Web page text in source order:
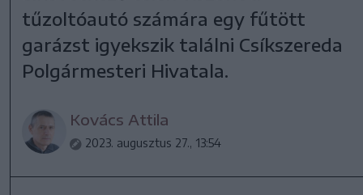
tűzoltóautó számára egy fűtött
garázst igyekszik találni Csíkszereda
Polgármesteri Hivatala.
Kovács Attila
2023. augusztus 27., 13:54